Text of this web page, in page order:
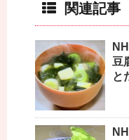
関連記事
豆
と